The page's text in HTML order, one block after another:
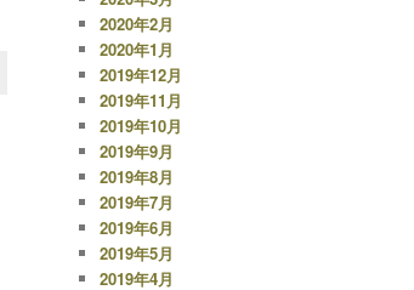
2020年2月
2020年1月
2019年12月
2019年11月
2019年10月
2019年9月
2019年8月
2019年7月
2019年6月
2019年5月
2019年4月